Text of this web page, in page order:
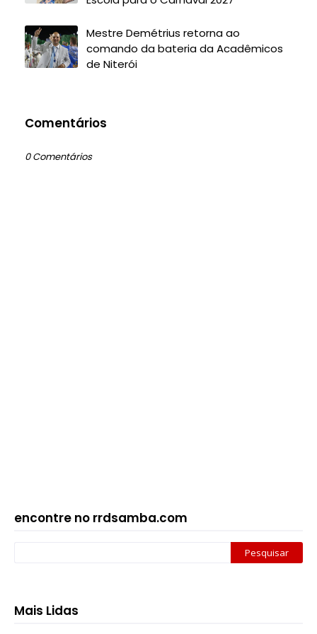
Mestre Demétrius retorna ao
comando da bateria da Acadêmicos
de Niterói
Comentários
0 Comentários
encontre no rrdsamba.com
Mais Lidas